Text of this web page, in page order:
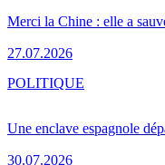
Merci la Chine : elle a
27.07.2026
Une enclave espagnole
30.07.2026
POLITIQUE